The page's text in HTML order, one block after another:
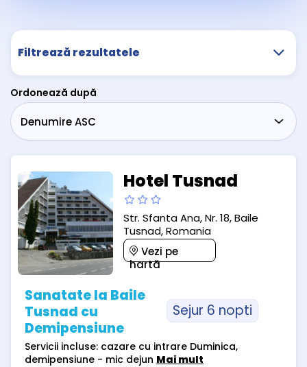
Filtrează rezultatele
Ordonează după
Hotel Tusnad
Str. Sfanta Ana, Nr. 18, Baile
Tusnad, Romania
Vezi pe
hartă
Sanatate la Baile
Tusnad cu
Demipensiune
Sejur 6 nopti
Servicii incluse: cazare cu intrare Duminica,
demipensiune - mic dejun Mai mult